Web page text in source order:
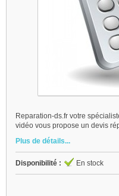
Reparation-ds.fr votre
vidéo vous propose un devis
Plus de détails...
Disponibilité : En stock